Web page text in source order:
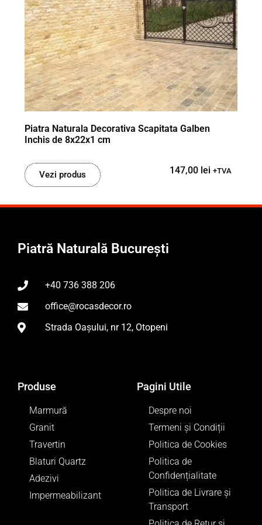
Piatra Naturala Decorativa Scapitata Galben
Inchis de 8x22x1 cm
Vezi produs 147,00 lei +TVA
Piatră Naturală București
+40 736 388 206
office@rocasdecor.ro
Strada Oașului, nr 12, Otopeni
Produse
Marmură
Granit
Travertin
Blaturi Quartz
Adezivi
Impermeabilizant
Pagini Utile
Despre noi
Termeni și Condiții
Politica de Cookies
Politica de
Confidențialitate
Politica de Livrare și
Transport